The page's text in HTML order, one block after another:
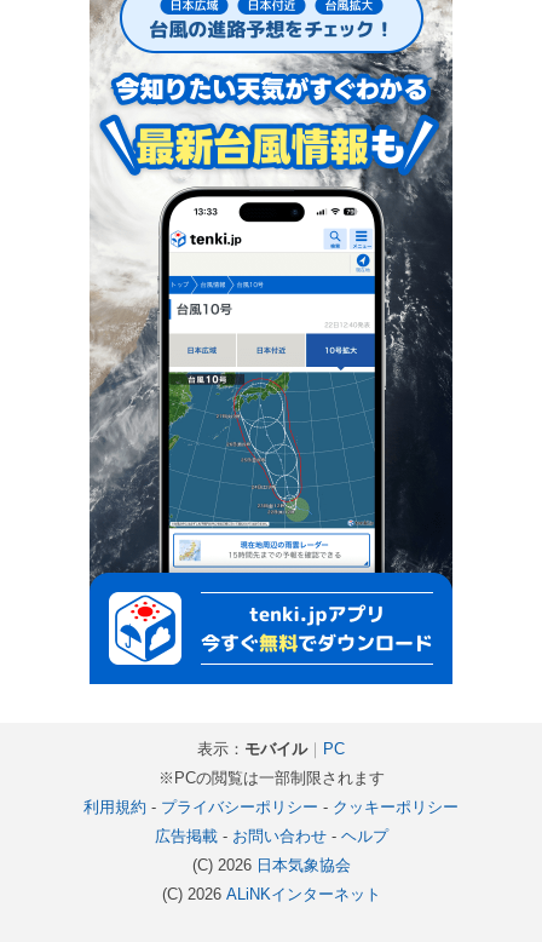
表示： モバイル｜ PC
※PCの閲覧は一部制限されます
利用規約 - プライバシーポリシー - クッキーポリシー
広告掲載- お問い合わせ- ヘルプ
(C) 2026 日本気象協会
(C) 2026 ALiNKインターネット